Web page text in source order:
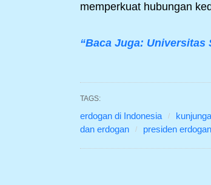
memperkuat hubungan
“Baca Juga: Universitas
TAGS:
erdogan di Indonesia
dan erdogan
presiden erdogan